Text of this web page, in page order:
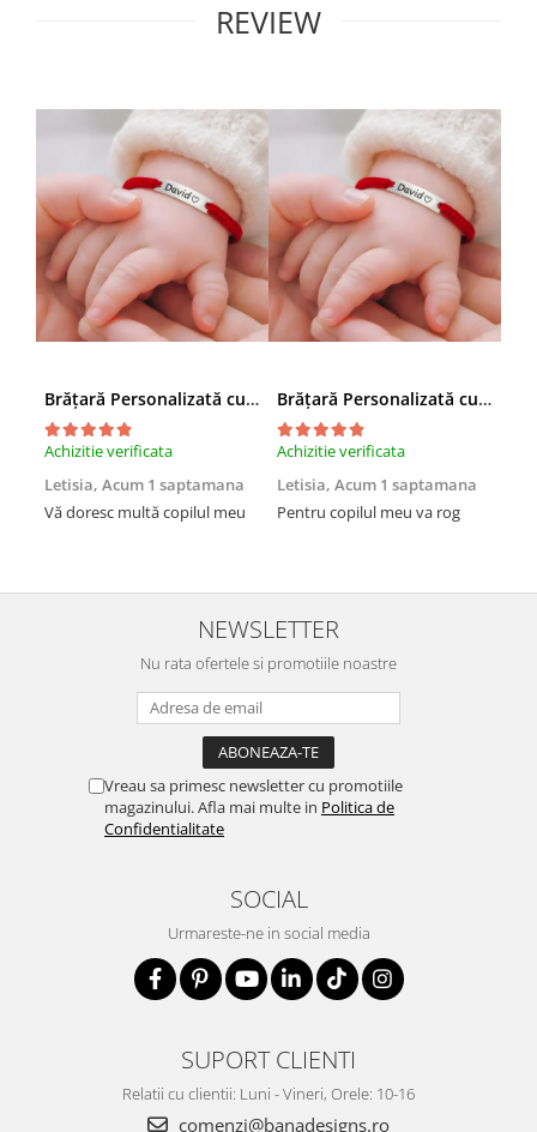
REVIEW
Brățară Personalizată cu Nume – Inox Argintiu Waterproof, pentru copii sau adulti
Achizitie verificata
Letisia, Acum 1 saptamana
Vă doresc multă copilul meu
Brățară Personalizată cu Nume – Inox Argintiu Waterproof, pentru copii sau adulti
Achizitie verificata
Letisia, Acum 1 saptamana
Pentru copilul meu va rog
NEWSLETTER
Nu rata ofertele si promotiile noastre
Vreau sa primesc newsletter cu promotiile
magazinului. Afla mai multe in Politica de
Confidentialitate
SOCIAL
Urmareste-ne in social media
SUPORT CLIENTI
Relatii cu clientii: Luni - Vineri, Orele: 10-16
comenzi@banadesigns.ro